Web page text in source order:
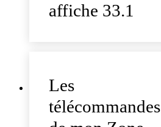
affiche 33.1
Les
télécommandes